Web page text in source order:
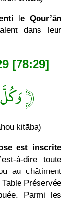
le Qour’ān
dans leur
[78:29]
﴿
kitāba)
est inscrite
à-dire toute
au châtiment
Préservée
Parmi les